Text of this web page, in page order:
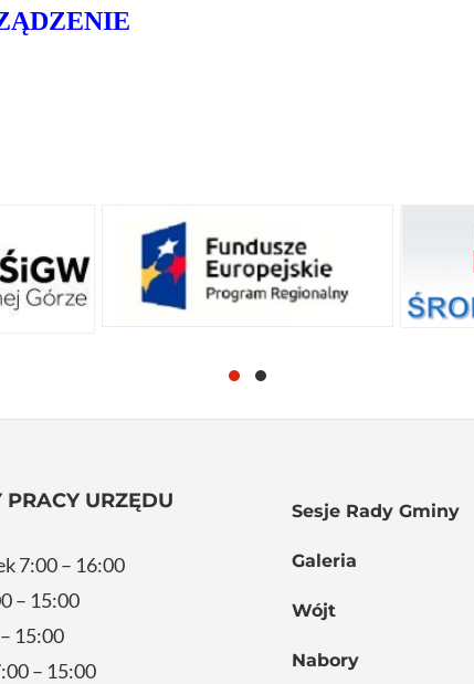
URZĘDU
7:00 – 16:00
– 15:00
15:00
– 15:00
Sesje Rady Gminy
Galeria
Wójt
Nabory